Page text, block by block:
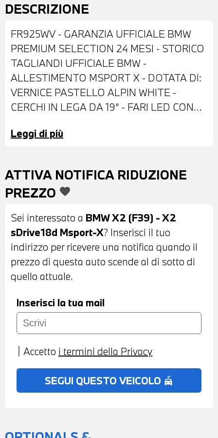
DESCRIZIONE
FR925WV - GARANZIA UFFICIALE BMW
PREMIUM SELECTION 24 MESI - STORICO
TAGLIANDI UFFICIALE BMW -
ALLESTIMENTO MSPORT X - DOTATA DI:
VERNICE PASTELLO ALPIN WHITE -
CERCHI IN LEGA DA 19" - FARI LED CON
LED - RETROVISORI ESTERNI RIPIEGABILI
PORTELLONE POSTERIORE
AUTOMATICO - INTERNI IN SENSATEC
AUTOMATICO - ACTIVE GUARD -
NAVIGATORE BMW BUSINESS-
BLUETOOTH - USB - COMPATIBILITA'
CON CONNECTED DRIVE SERVICES -
CHIAMATA DI EMERGENZA -
TELESERVICES - CLIMATIZZATORE
AUTOMATICO BIZONA - BRACCIOLO
CENTRALE ANTERIORE - POSSIBILITA' DI
POSSIBILITA' DI FINANZIAMENTO ANCHE
PER L'INTERO IMPORTO
Leggi di più
ATTIVA NOTIFICA RIDUZIONE
PREZZO favorite
Sei interessato a BMW X2 (F39) - X2
sDrive18d Msport-X? Inserisci il tuo
indirizzo per ricevere una notifica quando il
prezzo di questa auto scende al di sotto di
quello attuale.
Inserisci la tua mail
Accetto i termini della Privacy
SEGUI QUESTO VEICOLO no_crash